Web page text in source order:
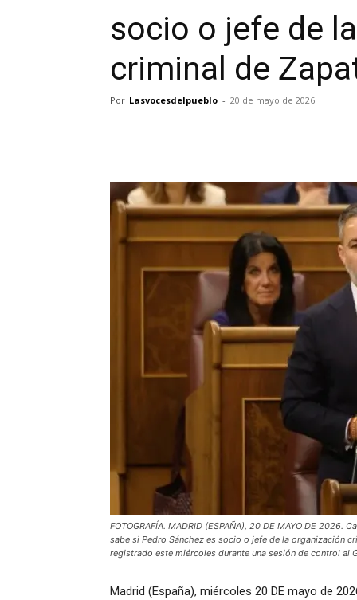
socio o jefe de
criminal de
Por Lasvocesdelpueblo - 20 de mayo de 2026
FOTOGRAFÍA. MADRID (ESPAÑA), 20 DE MAYO DE
sabe si Pedro Sánchez es socio o jefe de la organización
registrado este miércoles durante una sesión de control al
Madrid (España), miércoles 20 DE mayo de